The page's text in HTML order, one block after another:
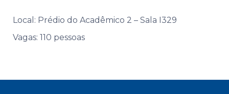
Local: Prédio do Acadêmico 2 – Sala I329
Vagas: 110 pessoas